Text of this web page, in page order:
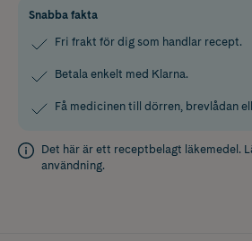
Snabba fakta
Fri frakt för dig som handlar recept.
Betala enkelt med Klarna.
Få medicinen till dörren, brevlådan
Det här är ett receptbelagt läkemedel.
användning.